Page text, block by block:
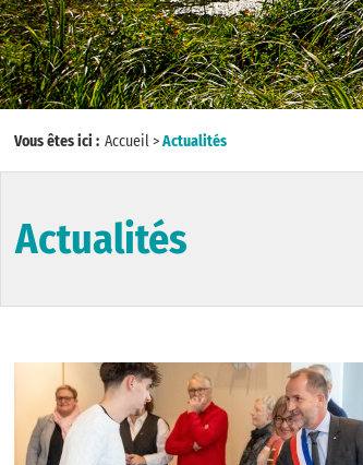
Vous êtes ici : Accueil>Actualités
Actualités